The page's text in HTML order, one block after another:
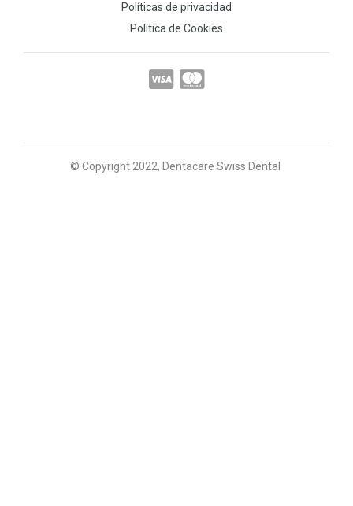
Políticas de privacidad
Política de Cookies
© Copyright 2022, Dentacare Swiss Dental